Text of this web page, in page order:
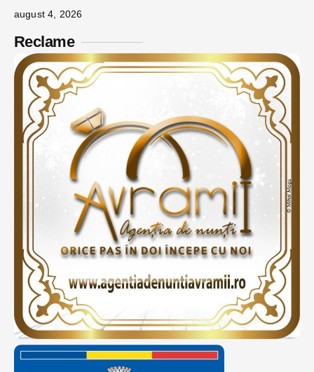
august 4, 2026
Reclame